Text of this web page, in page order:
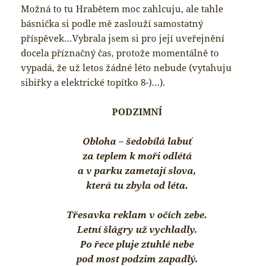
Možná to tu Hrabětem moc zahlcuju, ale tahle
básnička si podle mě zaslouží samostatný
příspěvek…Vybrala jsem si pro její uveřejnění
docela příznačný čas, protože momentálně to
vypadá, že už letos žádné léto nebude (vytahuju
sibiřky a elektrické topítko 8-)…).
PODZIMNÍ
Obloha – šedobílá labuť
za teplem k moři odlétá
a v parku zametají slova,
která tu zbyla od léta.
Třesavka reklam v očích zebe.
Letní šlágry už vychladly.
Po řece pluje ztuhlé nebe
pod most podzim zapadlý.